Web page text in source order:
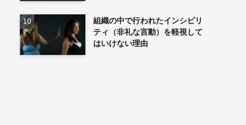
組織の中で行われたインシビリ
ティ（非礼な言動）を軽視して
はいけない理由